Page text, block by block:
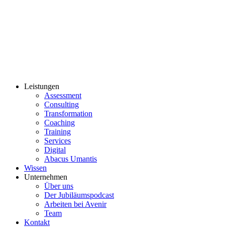
Leistungen
Assessment
Consulting
Transformation
Coaching
Training
Services
Digital
Abacus Umantis
Wissen
Unternehmen
Über uns
Der Jubiläumspodcast
Arbeiten bei Avenir
Team
Kontakt